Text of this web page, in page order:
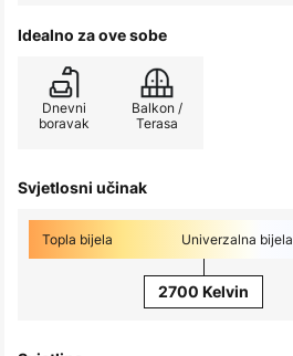
Idealno za ove sobe
Dnevni
boravak
Balkon /
Terasa
Svjetlosni učinak
Topla bijela Univerzalna bijela
2700 Kelvin